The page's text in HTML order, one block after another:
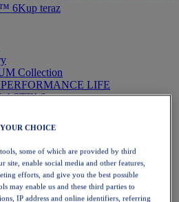
6Kup teraz
Collection
LIFE
6
terenie
CHOICE
some of which are provided by third
site, enable social media and other features,
efforts, and give you the best possible
may enable us and these third parties to
IP address and online identifiers, referring